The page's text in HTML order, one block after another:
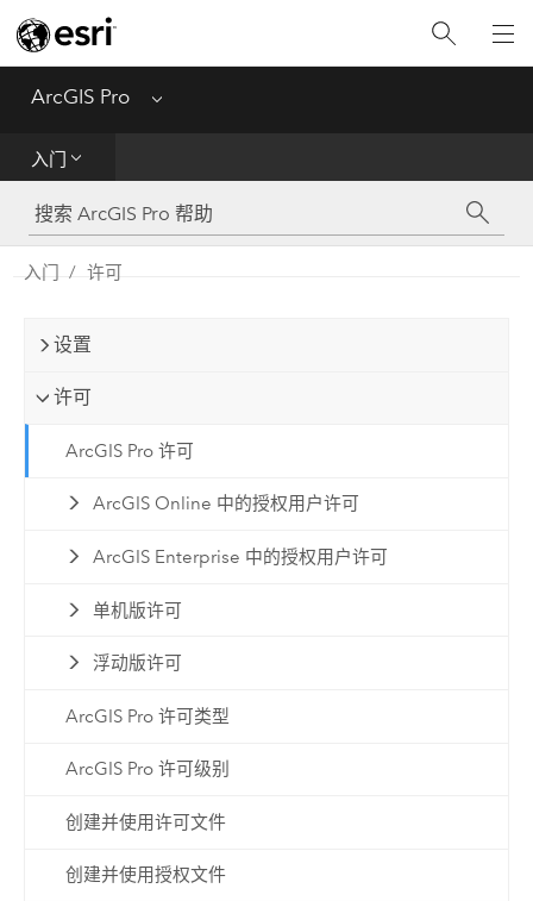
ArcGIS Pro Menu
入门
工具参考
Python
入门 许可
设置
许可
ArcGIS Pro 许可
ArcGIS Online 中的授权用户许可
ArcGIS Enterprise 中的授权用户许可
单机版许可
浮动版许可
ArcGIS Pro 许可类型
ArcGIS Pro 许可级别
创建并使用许可文件
创建并使用授权文件